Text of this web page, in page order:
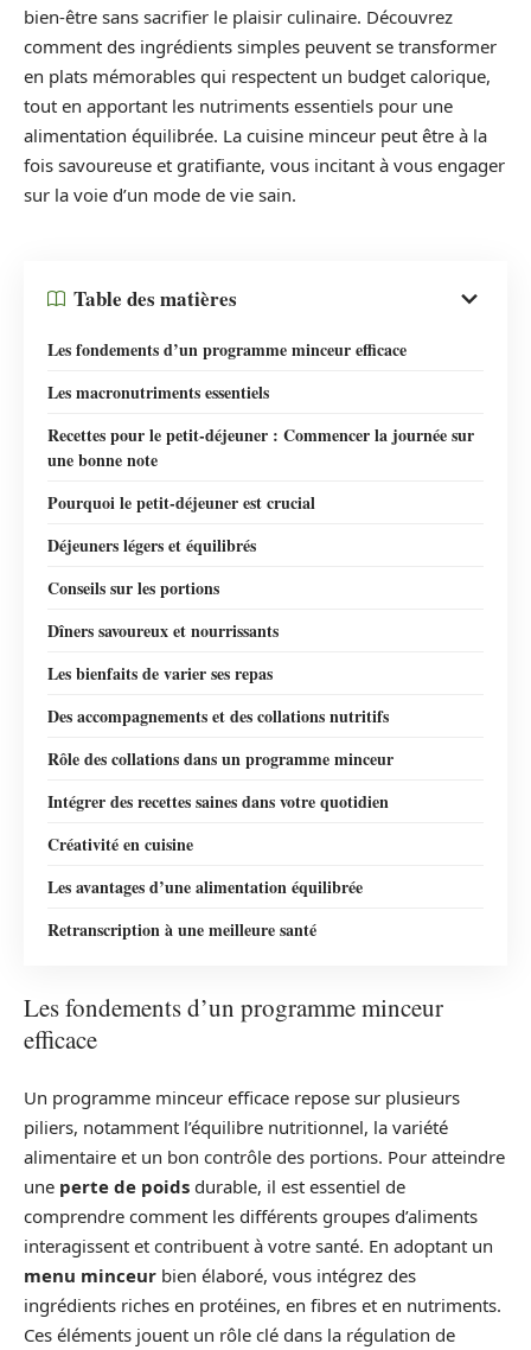
bien-être sans sacrifier le plaisir culinaire. Découvrez
comment des ingrédients simples peuvent se transformer
en plats mémorables qui respectent un budget calorique,
tout en apportant les nutriments essentiels pour une
alimentation équilibrée. La cuisine minceur peut être à la
fois savoureuse et gratifiante, vous incitant à vous engager
sur la voie d’un mode de vie sain.
Table des matières
Les fondements d’un programme minceur efficace
Les macronutriments essentiels
Recettes pour le petit-déjeuner : Commencer la journée sur
une bonne note
Pourquoi le petit-déjeuner est crucial
Déjeuners légers et équilibrés
Conseils sur les portions
Dîners savoureux et nourrissants
Les bienfaits de varier ses repas
Des accompagnements et des collations nutritifs
Rôle des collations dans un programme minceur
Intégrer des recettes saines dans votre quotidien
Créativité en cuisine
Les avantages d’une alimentation équilibrée
Retranscription à une meilleure santé
Les fondements d’un programme minceur
efficace
Un programme minceur efficace repose sur plusieurs
piliers, notamment l’équilibre nutritionnel, la variété
alimentaire et un bon contrôle des portions. Pour atteindre
une perte de poids durable, il est essentiel de
comprendre comment les différents groupes d’aliments
interagissent et contribuent à votre santé. En adoptant un
menu minceur bien élaboré, vous intégrez des
ingrédients riches en protéines, en fibres et en nutriments.
Ces éléments jouent un rôle clé dans la régulation de